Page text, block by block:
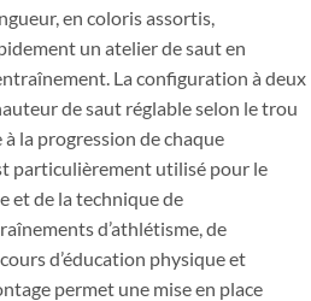
en coloris assortis,
un atelier de saut en
La configuration à deux
de saut réglable selon le trou
la progression de chaque
particulièrement utilisé pour le
et de la technique de
d’athlétisme, de
d’éducation physique et
permet une mise en place